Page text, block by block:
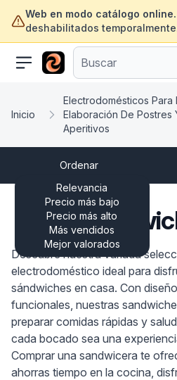
Web en modo catálogo online.
deshabilitados
ofertasinformatica.com
Inicio
Electrodomésticos Para
Elaboración De Postres
Aperitivos
Ordenar
Relevancia
Precio más bajo
Precio más alto
Más vendidos
Mejor valorados
Descubre nuestra variada
electrodoméstico ideal para
sándwiches en casa. Con
funcionales, nuestras
preparar comidas rápidas y
cada bocado sea una
Comprar una sandwicera te
ahorras tiempo en la cocina,